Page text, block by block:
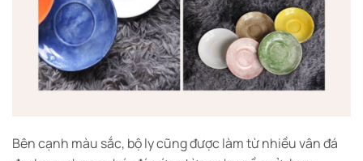
Bên cạnh màu sắc, bộ ly cũng được làm từ nhiều vân đá